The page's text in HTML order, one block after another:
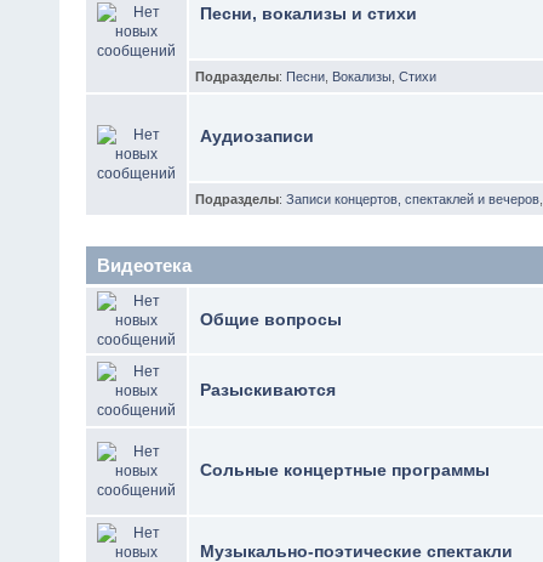
Песни, вокализы и стихи
Подразделы: Песни Вокализы Стихи
Аудиозаписи
Подразделы: Записи концертов, спектаклей и вечеров
Видеотека
Общие вопросы
Разыскиваются
Сольные концертные программы
Музыкально-поэтические спектакли